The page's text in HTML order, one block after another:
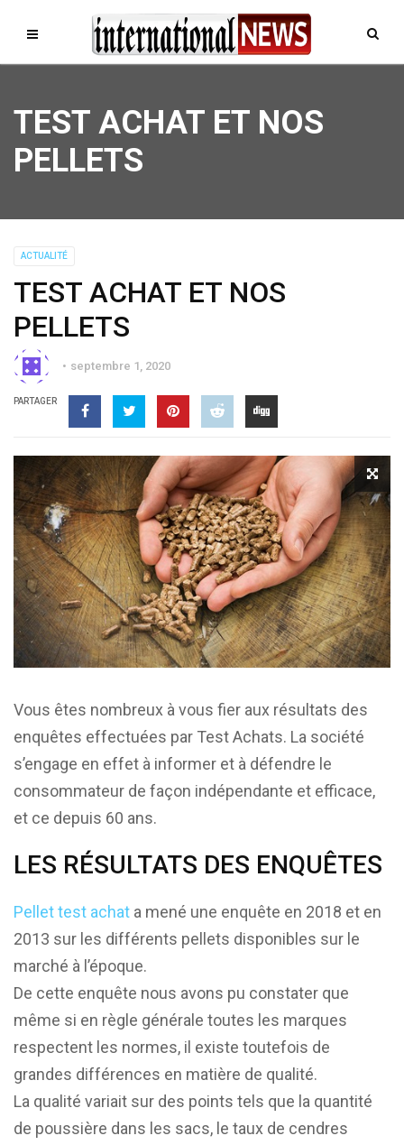
TEST ACHAT ET NOS
PELLETS
ACTUALITÉ
TEST ACHAT ET NOS
PELLETS
septembre 1, 2020
PARTAGER
Vous êtes nombreux à vous fier aux résultats des
enquêtes effectuées par Test Achats. La société
s’engage en effet à informer et à défendre le
consommateur de façon indépendante et efficace,
et ce depuis 60 ans.
LES RÉSULTATS DES ENQUÊTES
Pellet test achat a mené une enquête en 2018 et en
2013 sur les différents pellets disponibles sur le
marché à l’époque.
De cette enquête nous avons pu constater que
même si en règle générale toutes les marques
respectent les normes, il existe toutefois de
grandes différences en matière de qualité.
La qualité variait sur des points tels que la quantité
de poussière dans les sacs, le taux de cendres